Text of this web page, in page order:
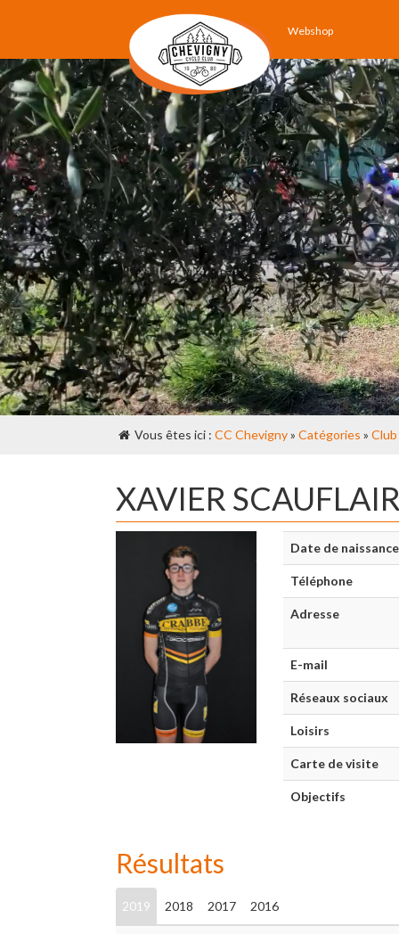
Webshop
Vous êtes ici : CC Chevigny» Catégories » Club
XAVIER
Date de naissance
Téléphone
Adresse
E-mail
Réseaux sociaux
Loisirs
Carte de visite
Objectifs
Résultats
2019 2018 2017 2016